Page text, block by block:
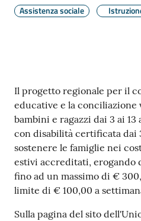
Sportello
gli
argomenti...
Seguici
su
Assistenza sociale
Contenuto
Il progetto regionale per il
educative e la conciliazione
bambini e ragazzi dai 3 ai
con disabilità certificata dai
sostenere le famiglie nei
estivi accreditati,
fino ad un massimo di €
limite di € 100,00 a
Sulla pagina del sito